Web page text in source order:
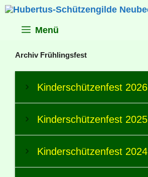
Zum
Inhalt
Menü
Archiv Frühlingsfest
Kinderschützenfest 2026
Kinderschützenfest 2025
Kinderschützenfest 2024